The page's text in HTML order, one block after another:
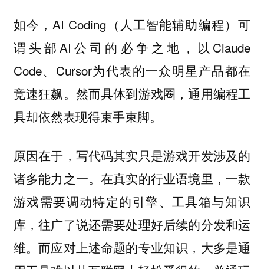
如今，‌AI Coding（人工智能辅助编程）‌可
谓头部AI公司的必争之地，以Claude
Code、Cursor为代表的一众明星产品都在
竞速狂飙。然而具体到游戏圈，通用编程工
具却依然表现得束手束脚。
原因在于，写代码其实只是游戏开发涉及的
诸多能力之一。在真实的行业语境里，一款
游戏需要调动特定的引擎、工具箱与知识
库，往广了说还需要处理好后续的分发和运
维。而应对上述命题的专业知识，大多是通